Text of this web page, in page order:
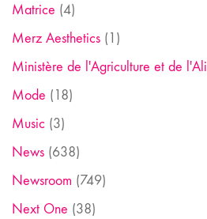
Matrice (4)
Merz Aesthetics (1)
Ministère de l'Agriculture et de
Mode (18)
Music (3)
News (638)
Newsroom (749)
Next One (38)